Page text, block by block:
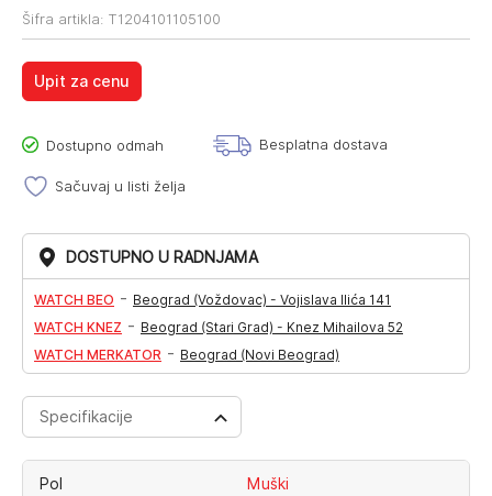
Šifra artikla: T1204101105100
Upit za cenu
Dostupno odmah Besplatna dostava
Sačuvaj u listi želja
DOSTUPNO U RADNJAMA
WATCH BEO - Beograd (Voždovac) - Vojislava Ilića 141
WATCH KNEZ - Beograd (Stari Grad) - Knez Mihailova 52
WATCH MERKATOR - Beograd (Novi Beograd)
Specifikacije
Pol Muški